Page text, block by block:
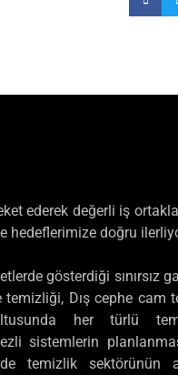
ederek değerli iş
hedeflerimize doğru
gösterdiği sınırsız
Dış cephe cam
her türlü
sistemlerin
temizlik sektörünün